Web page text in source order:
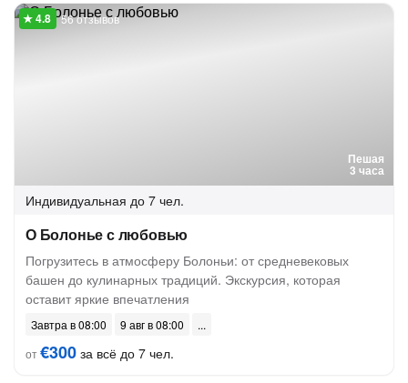
Пешая
3 часа
56 отзывов
Индивидуальная до 7 чел.
О Болонье с любовью
Погрузитесь в атмосферу Болоньи: от средневековых
башен до кулинарных традиций. Экскурсия, которая
оставит яркие впечатления
Завтра в 08:00
9 авг в 08:00
от€300 за всё до 7 чел.